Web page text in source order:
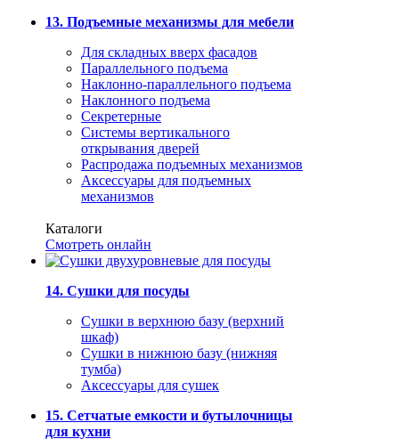
13. Подъемные механизмы для мебели
Для складных вверх фасадов
Параллельного подъема
Наклонно-параллельного подъема
Наклонного подъема
Секретерные
Системы вертикального
открывания дверей
Распродажа подъемных механизмов
Аксессуары для подъемных
механизмов
Каталоги
Смотреть онлайн
14. Сушки для посуды
Сушки в верхнюю базу (верхний
шкаф)
Сушки в нижнюю базу (нижняя
тумба)
Аксессуары для сушек
15. Сетчатые емкости и бутылочницы
для кухни